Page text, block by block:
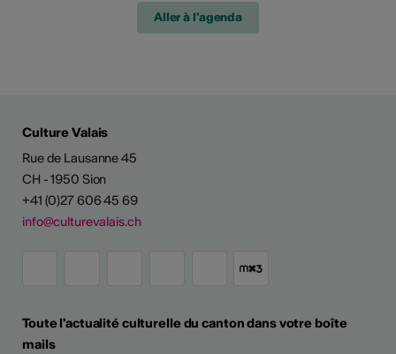
Aller à l'agenda
Culture Valais
Rue de Lausanne 45
CH - 1950 Sion
+41 (0)27 606 45 69
info@culturevalais.ch
Toute l'actualité culturelle du canton dans votre boîte
mails